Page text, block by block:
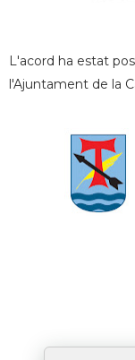
L'acord ha estat
l'Ajuntament de la